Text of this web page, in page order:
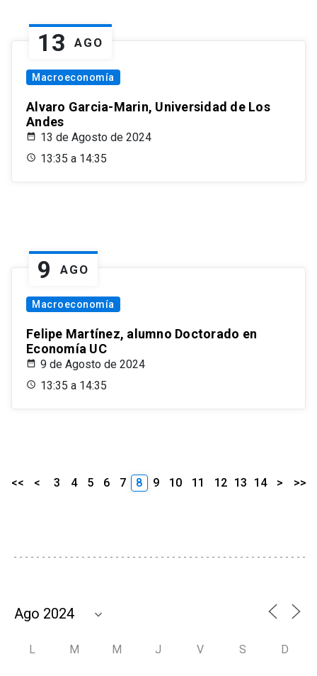
13 AGO
Macroeconomía
Alvaro Garcia-Marin, Universidad de Los
Andes
13 de Agosto de 2024
13:35 a 14:35
9 AGO
Macroeconomía
Felipe Martínez, alumno Doctorado en
Economía UC
9 de Agosto de 2024
13:35 a 14:35
<< < 3 4 5 6 7 8 9 10 11 12 13 14 > >>
L M M J V S D